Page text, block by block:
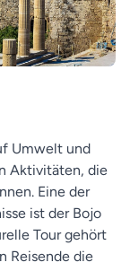
Umwelt und
Aktivitäten, die
Eine der
ist der Bojo
Tour gehört
Reisende die